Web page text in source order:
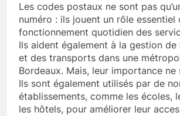
Les codes postaux ne sont pas
numéro : ils jouent un rôle essentiel
fonctionnement quotidien des
Ils aident également à la gestion
et des transports dans une
Bordeaux. Mais, leur importance ne
Ils sont également utilisés par de
établissements, comme les écoles,
les hôtels, pour améliorer leur